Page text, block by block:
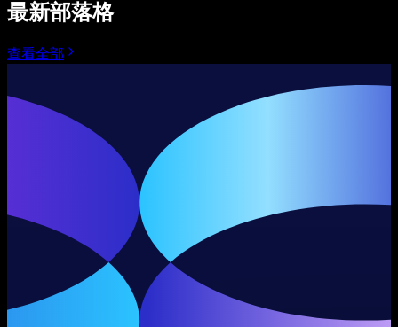
最新部落格
查看全部